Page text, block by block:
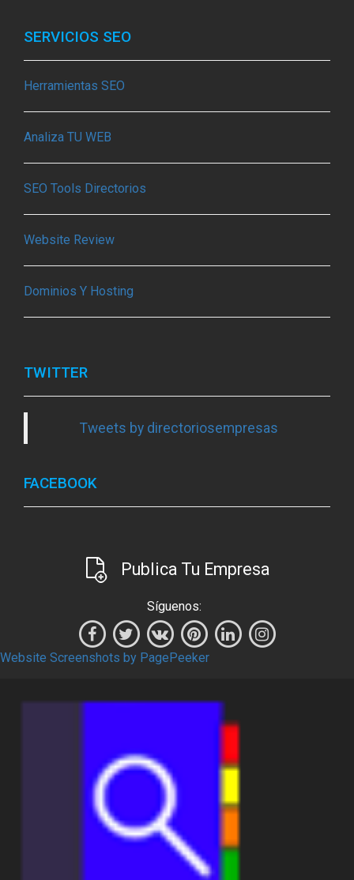
SERVICIOS SEO
Herramientas SEO
Analiza TU WEB
SEO Tools Directorios
Website Review
Dominios Y Hosting
TWITTER
Tweets by directoriosempresas
FACEBOOK
Publica Tu Empresa
Síguenos:
Website Screenshots by PagePeeker